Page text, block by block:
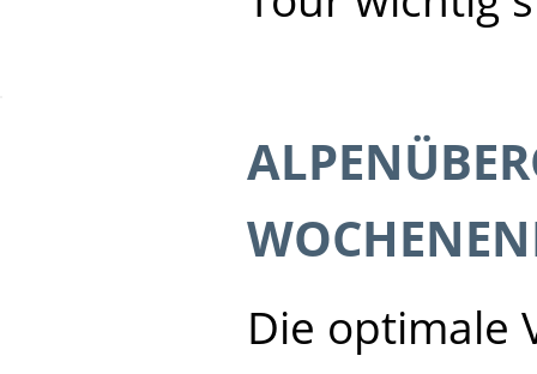
Die optimale